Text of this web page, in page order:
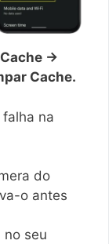
→
Cache.
na
do
o antes
no seu